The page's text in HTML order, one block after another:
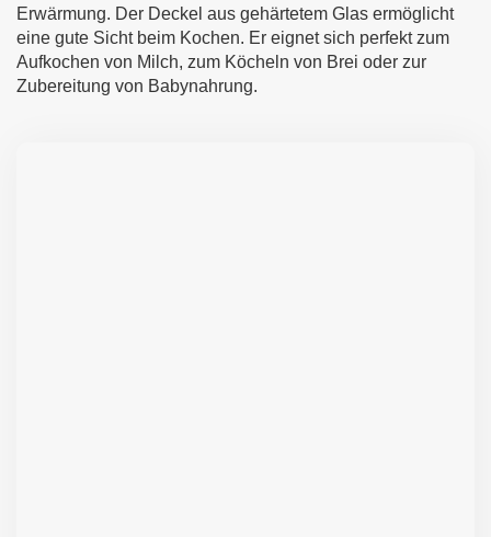
Erwärmung. Der Deckel aus gehärtetem Glas ermöglicht
eine gute Sicht beim Kochen. Er eignet sich perfekt zum
Aufkochen von Milch, zum Köcheln von Brei oder zur
Zubereitung von Babynahrung.